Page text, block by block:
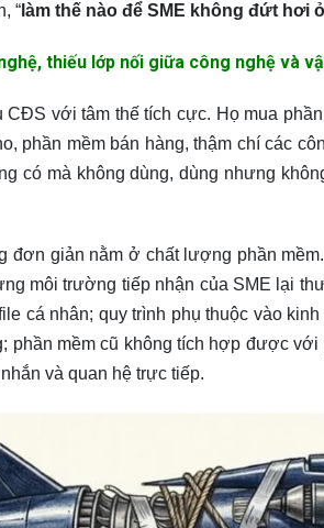
“ làm thế nào để SME không đứt hơi
thiếu lớp nối giữa công nghệ và
CĐS với tâm thế tích cực. Họ mua
phần mềm bán hàng, thậm chí các
có mà không dùng, dùng nhưng
đơn giản nằm ở chất lượng phần
môi trường tiếp nhận của SME lại
cá nhân; quy trình phụ thuộc vào
phần mềm cũ không tích hợp được
và quan hệ trực tiếp.